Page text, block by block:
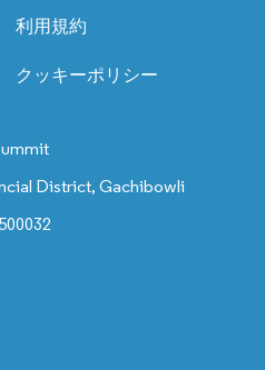
利用規約
クッキーポリシー
District, Gachibowli